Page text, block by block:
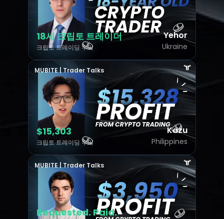
18세 크립토 트레이더
크립토 트레이딩 수익
Yehor
Ukraine
MUBITE | Trader Talks
$15,303
크립토 트레이딩 수익
Kazu
Philippines
MUBITE | Trader Talks
Requested. Paid.